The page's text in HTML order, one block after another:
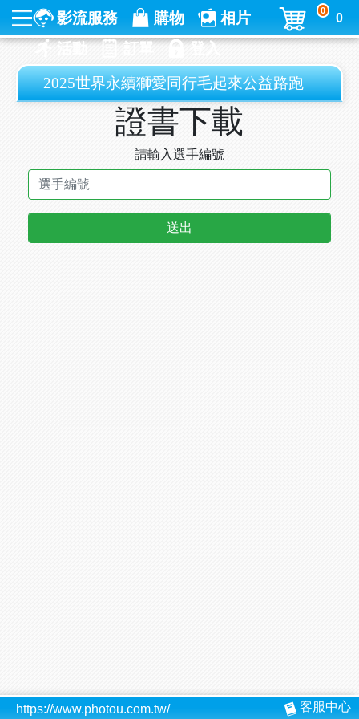
影流服務 購物
相片
活動
訂單 登入
0
0
2025世界永續獅愛同行毛起來公益路跑
證書下載
請輸入選手編號
https://www.photou.com.tw/ 客服中心